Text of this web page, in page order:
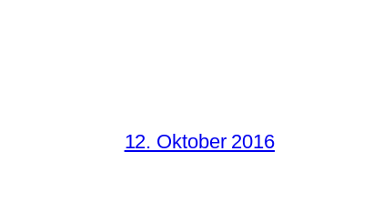
12. Oktober 2016